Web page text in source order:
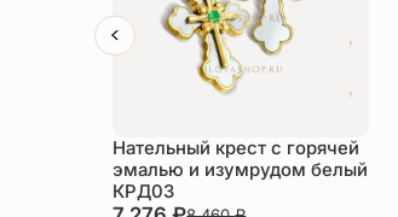
Нательный крест с горячей
эмалью и изумрудом белый
КРД03